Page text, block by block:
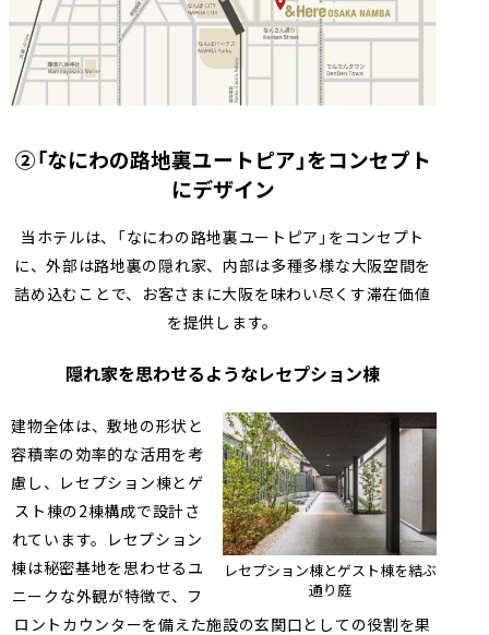
②「なにわの路地裏ユートピア」をコンセプト
にデザイン
当ホテルは、「なにわの路地裏ユートピア」をコンセプト
に、外部は路地裏の隠れ家、内部は多種多様な大阪空間を
詰め込むことで、お客さまに大阪を味わい尽くす滞在価値
を提供します。
隠れ家を思わせるようなレセプション棟
レセプション棟とゲスト棟を結ぶ
通り庭
建物全体は、敷地の形状と
容積率の効率的な活用を考
慮し、レセプション棟とゲ
スト棟の2棟構成で設計さ
れています。レセプション
棟は秘密基地を思わせるユ
ニークな外観が特徴で、フ
ロントカウンターを備えた施設の玄関口としての役割を果